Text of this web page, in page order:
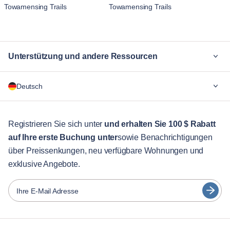
Towamensing Trails
Towamensing Trails
Unterstützung und andere Ressourcen
Für Unternehmen
Gästebetreuung
Stadt-Guide
Partner
Vermieter von Möbeln
Vermieter
Franchise-Partner
Deutsch
English
Português
Español
Français
Türkçe
Registrieren Sie sich unter und erhalten Sie 100 $ Rabatt
auf Ihre erste Buchung untersowie Benachrichtigungen
über Preissenkungen, neu verfügbare Wohnungen und
exklusive Angebote.
Ihre E-Mail Adresse